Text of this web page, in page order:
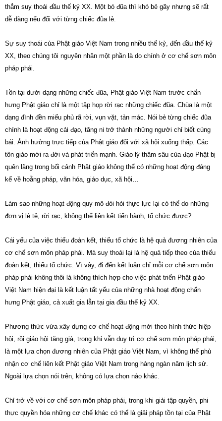
thẳm suy thoái đầu thế kỷ XX. Một bó đũa thì khó bẻ gãy nhưng sẽ rất
dễ dàng nếu đối với từng chiếc đũa lẻ.
Sự suy thoái của Phật giáo Việt Nam trong nhiều thế kỷ, đến đầu thế kỷ
XX, theo chúng tôi nguyên nhân một phần là do chính ở cơ chế sơn môn
pháp phái.
Tồn tại dưới dạng những chiếc đũa, Phật giáo Việt Nam trước chấn
hưng Phật giáo chỉ là một tập họp rời rạc những chiếc đũa. Chùa là một
dạng đình đền miếu phủ rã rời, vụn vặt, tản mác. Nói bẻ từng chiếc đũa
chính là hoạt động cải đạo, tăng ni trở thành những người chỉ biết cúng
bái. Ảnh hưởng trực tiếp của Phật giáo đối với xã hội xuống thấp. Các
tôn giáo mới ra đời và phát triển mạnh. Giáo lý thâm sâu của đạo Phật bị
quên lãng trong bối cảnh Phật giáo không thể có những hoạt động đáng
kể về hoằng pháp, văn hóa, giáo dục, xã hội…
Làm sao những hoạt động quy mô đòi hỏi thực lực lại có thể do những
đơn vị lẻ tẻ, rời rạc, không thể liên kết tiến hành, tổ chức được?
Cái yếu của việc thiếu đoàn kết, thiếu tổ chức là hệ quả đương nhiên của
cơ chế sơn môn pháp phái. Mà suy thoái lại là hệ quả tiếp theo của thiếu
đoàn kết, thiếu tổ chức. Vì vậy, đi đến kết luận chỉ mỗi cơ chế sơn môn
pháp phái không thôi là không thích hợp cho việc phát triển Phật giáo
Việt Nam hiện đại là kết luận tất yếu của những nhà hoạt động chấn
hưng Phật giáo, cả xuất gia lẫn tại gia đầu thế kỷ XX.
Phương thức vừa xây dựng cơ chế hoạt động mới theo hình thức hiệp
hội, rồi giáo hội tăng già, trong khi vẫn duy trì cơ chế sơn môn pháp phái,
là một lựa chọn đương nhiên của Phật giáo Việt Nam, vì không thể phủ
nhận cơ chế liên kết Phật giáo Việt Nam trong hàng ngàn năm lịch sử.
Ngoài lựa chọn nói trên, không có lựa chọn nào khác.
Chỉ trở về với cơ chế sơn môn pháp phái, trong khi giải tập quyền, phi
thực quyền hóa những cơ chế khác có thể là giải pháp tồn tại của Phật